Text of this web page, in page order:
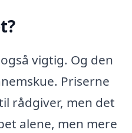
vigtig. Og den
Priserne
rådgiver, men det
alene, men mere